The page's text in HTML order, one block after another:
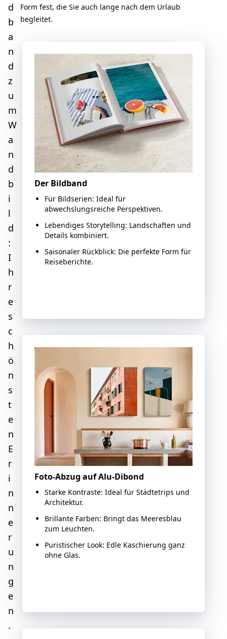
d
b
a
n
d
z
u
m
W
a
n
d
b
i
l
d
:
I
h
r
e
s
c
h
ö
n
s
t
e
n
E
r
i
n
n
e
r
u
n
g
e
n
.
Form fest, die Sie auch lange nach dem Urlaub
begleitet.
Der Bildband
Für Bildserien: Ideal für
abwechslungsreiche Perspektiven.
Lebendiges Storytelling: Landschaften und
Details kombiniert.
Saisonaler Rückblick: Die perfekte Form für
Reiseberichte.
Foto-Abzug auf Alu-Dibond
Starke Kontraste: Ideal für Städtetrips und
Architektur.
Brillante Farben: Bringt das Meeresblau
zum Leuchten.
Puristischer Look: Edle Kaschierung ganz
ohne Glas.